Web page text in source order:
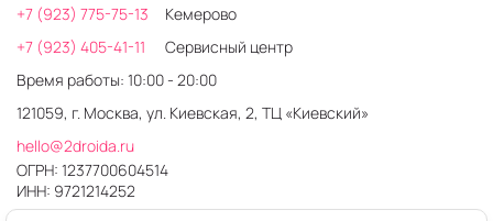
+7 (923) 775-75-13
Кемерово
+7 (923) 405-41-11
Сервисный центр
Время работы: 10:00 - 20:00
121059, г. Москва, ул. Киевская, 2, ТЦ «Киевский»
hello@2droida.ru
ОГРН: 1237700604514
ИНН: 9721214252